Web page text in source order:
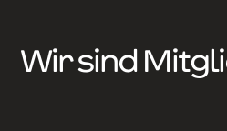
Wir sind